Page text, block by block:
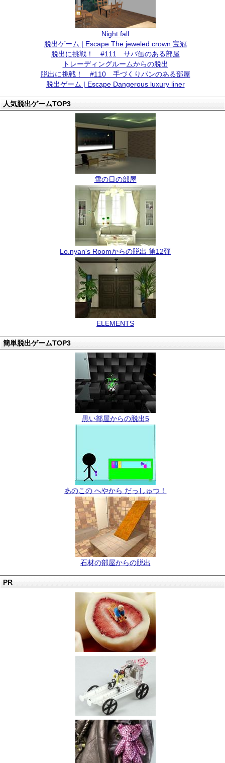
Night fall
脱出ゲーム | Escape The jeweled crown 宝冠
脱出に挑戦！ #111 サバ缶のある部屋
トレーディングルームからの脱出
脱出に挑戦！ #110 手づくりパンのある部屋
脱出ゲーム | Escape Dangerous luxury liner
人気脱出ゲームTOP3
雪の日の部屋
Lo.nyan's Roomからの脱出 第12弾
ELEMENTS
簡単脱出ゲームTOP3
黒い部屋からの脱出5
あのこの へやから だっしゅつ！
石材の部屋からの脱出
PR